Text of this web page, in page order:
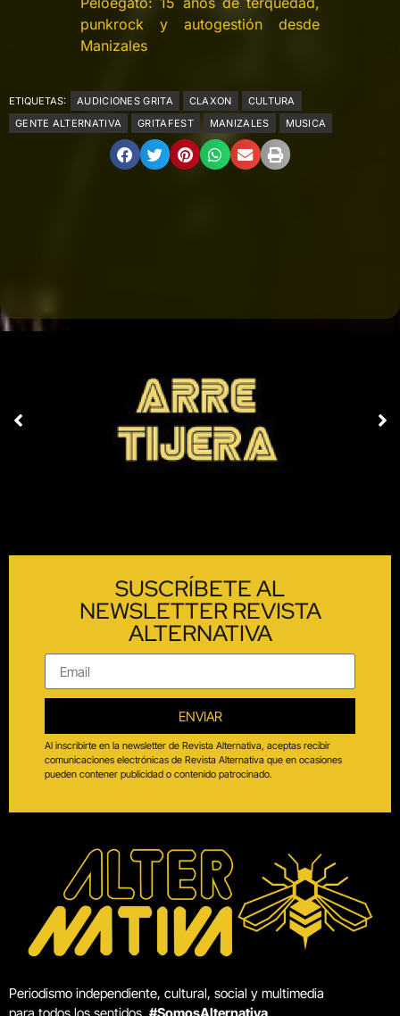
punkrock y autogestión desde
Manizales
ETIQUETAS: AUDICIONES GRITA CLAXON
CULTURA
GENTE ALTERNATIVA
GRITAFEST MANIZALES MUSICA
SUSCRÍBETE AL
NEWSLETTER REVISTA
ALTERNATIVA
ENVIAR
Al inscribirte en la newsletter de Revista Alternativa, aceptas recibir
comunicaciones electrónicas de Revista Alternativa que en ocasiones
pueden contener publicidad o contenido patrocinado.
Periodismo independiente, cultural, social y multimedia